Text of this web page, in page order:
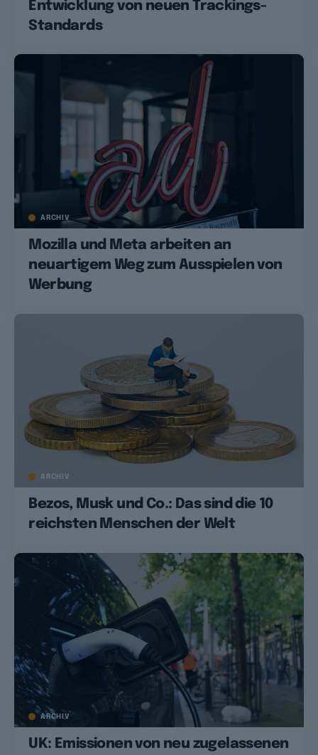
Entwicklung von neuen Trackings-
Standards
ARCHIV
Mozilla und Meta arbeiten an
neuartigem Weg zum Ausspielen von
Werbung
ARCHIV
Bezos, Musk und Co.: Das sind die 10
reichsten Menschen der Welt
ARCHIV
UK: Emissionen von neu zugelassenen